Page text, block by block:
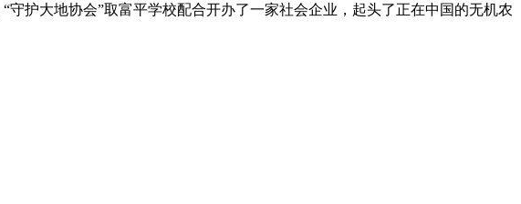
护大地协会”取富平学校配合开办了一家社会企业，起头了正在中国的无机农